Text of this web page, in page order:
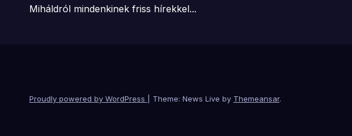
Miháldról mindenkinek friss hírekkel...
Proudly powered by WordPress Theme: News Live by Themeansar.